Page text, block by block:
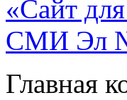
«Сайт
СМИ Эл №
Главная